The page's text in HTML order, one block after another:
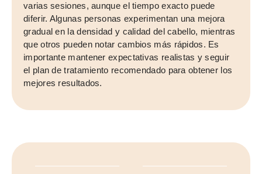
varias sesiones, aunque el tiempo exacto puede
diferir. Algunas personas experimentan una mejora
gradual en la densidad y calidad del cabello, mientras
que otros pueden notar cambios más rápidos. Es
importante mantener expectativas realistas y seguir
el plan de tratamiento recomendado para obtener los
mejores resultados.